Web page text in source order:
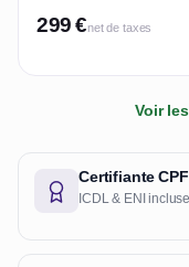
299 €net de taxes
Voir
Certifiante CPF
ICDL & ENI